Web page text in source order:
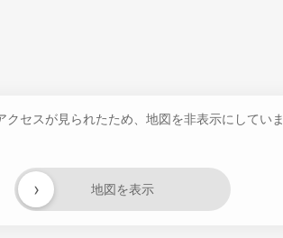
クセスが見られたため、地図を非表示にしていま
地図を表示
›